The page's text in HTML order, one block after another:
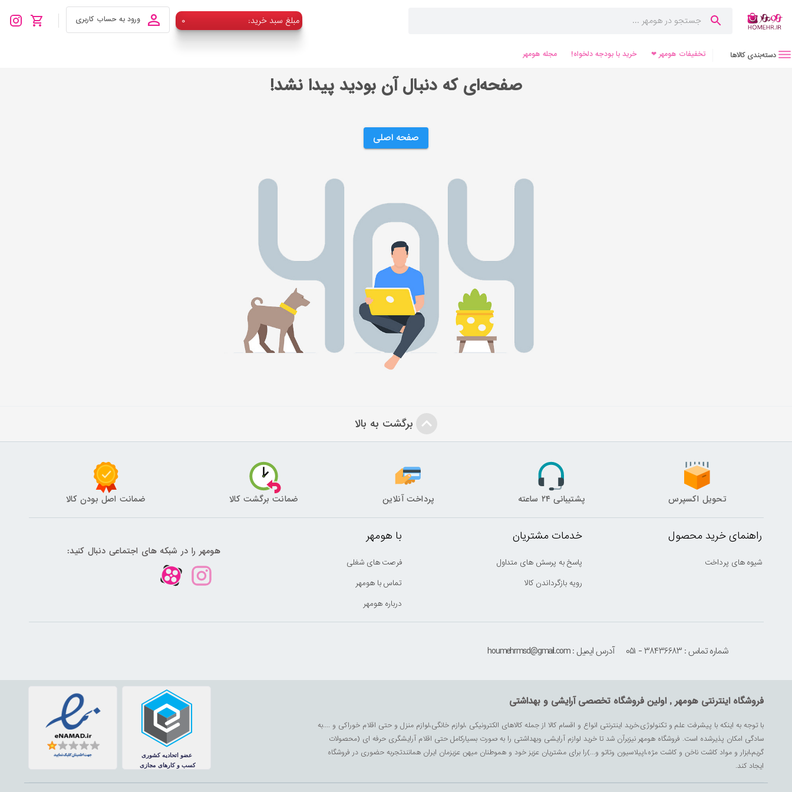
۰ :مبلغ سبد خرید ورود به حساب کاربری
دسته‌بندی کالاها تخفیفات هومهر ❤ خرید با بودجه دلخواه! مجله هومهر
صفحه‌ای که دنبال آن بودید پیدا نشد!
صفحه اصلی
برگشت به بالا
تحویل اکسپرس پشتیبانی ۲۴ ساعته پرداخت آنلاین ضمانت برگشت کالا ضمانت اصل بودن کالا
راهنمای خرید محصول
شیوه های پرداخت
خدمات مشتریان
پاسخ به پرسش های متداول
رویه بازگرداندن کالا
با هومهر
فرصت های شغلی
تماس با هومهر
درباره هومهر
هومهر را در شبکه های اجتماعی دنبال کنید:
شماره تماس : ۳۸۴۳۶۶۸۳ - ۰۵۱ آدرس ایمیل : houmehrmsd@gmail.com
فروشگاه اینترنتی هومهر , اولین فروشگاه تخصصی آرایشی و بهداشتی
با توجه به اینکه با پیشرفت علم و تکنولوژی،خرید اینترنتی انواع و اقسام کالا از جمله کالاهای الکترونیکی ،لوازم خانگی،لوازم منزل و حتی اقلام خوراکی و ....به
سادگی امکان پذیرشده است. فروشگاه هومهر نیزبرآن شد تا خرید لوازم آرایشی وبهداشتی را به صورت بسیارکامل حتی اقلام آرایشگری حرفه ای (محصولات
گریم،ابزار و مواد کاشت ناخن و کاشت مژه،اپیلاسیون وتاتو و...)را برای مشتریان عزیز خود و هموطنان میهن عزیزمان ایران همانندتجربه حضوری در فروشگاه
ایجاد کند.